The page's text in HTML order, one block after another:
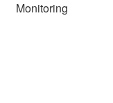
Monitoring